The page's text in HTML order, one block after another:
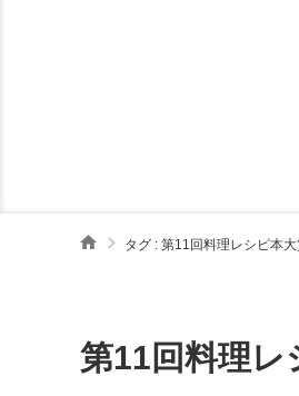
タグ : 第11回料理レシピ本
第11回料理レ